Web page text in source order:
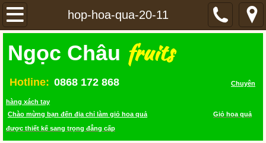
hop-hoa-qua-20-11
TRANG CHỦ
SẢN PHẨM
GIỎ HOA QUẢ
LIÊN HỆ
VIDEO
Ngọc Châu fruits
Hotline: 0868 172 868 Chuyên
hàng xách tay
Chào mừng bạn đến địa chỉ làm giỏ hoa quả
Giỏ hoa quả
được thiết kế sang trọng đẳng cấp